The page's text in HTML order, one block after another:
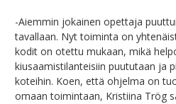
-Aiemmin jokainen opettaja
tavallaan. Nyt toiminta on
kodit on otettu mukaan, mikä
kiusaamistilanteisiin puututaan ja
koteihin. Koen, että ohjelma on
omaan toimintaan, Kristiina Trög